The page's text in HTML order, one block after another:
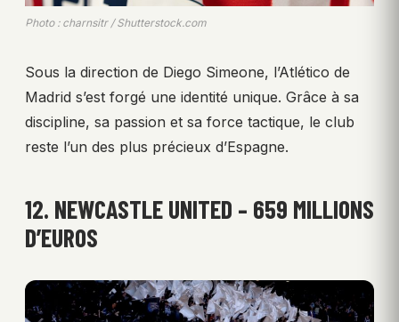
Photo : charnsitr / Shutterstock.com
Sous la direction de Diego Simeone, l’Atlético de
Madrid s’est forgé une identité unique. Grâce à sa
discipline, sa passion et sa force tactique, le club
reste l’un des plus précieux d’Espagne.
12. NEWCASTLE UNITED – 659 MILLIONS
D’EUROS